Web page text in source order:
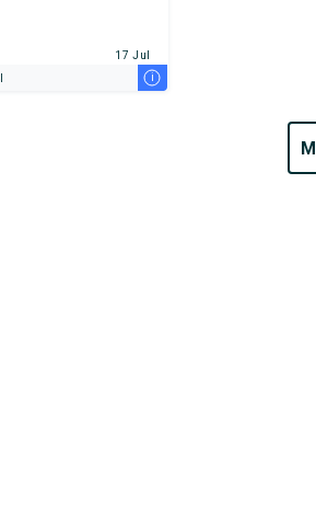
17 Jul
i